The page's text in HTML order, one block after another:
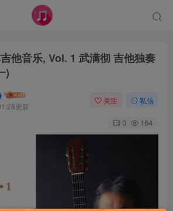
他音乐, Vol. 1 武满彻 吉他独奏
)
更新
关注 私信
0 164